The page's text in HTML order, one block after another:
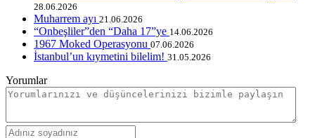
28.06.2026
Muharrem ayı 21.06.2026
“Onbeşliler”den “Daha 17”ye 14.06.2026
1967 Moked Operasyonu 07.06.2026
İstanbul’un kıymetini bilelim! 31.05.2026
Yorumlar